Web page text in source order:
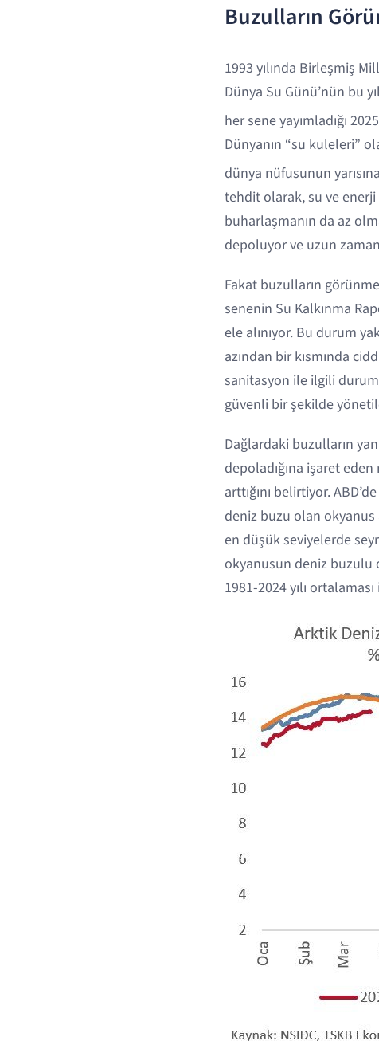
Buzulların
1993 yılında Birleşmiş
Dünya Su Günü’nün bu
her sene yayımladığı
Dünyanın “su kuleleri”
dünya nüfusunun
tehdit olarak, su ve
buharlaşmanın da az
depoluyor ve uzun
Fakat buzulların
senenin Su Kalkınma
ele alınıyor. Bu durum
azından bir kısmında
sanitasyon ile ilgili
güvenli bir şekilde
Dağlardaki buzulların
depoladığına işaret
arttığını belirtiyor.
deniz buzu olan okyanus
en düşük seviyelerde
okyanusun deniz buzulu
1981-2024 yılı